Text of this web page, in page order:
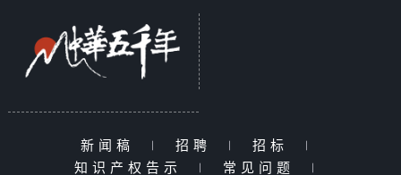
新闻稿 | 招聘 | 招标
|
知识产权告示
| 常见问题
|